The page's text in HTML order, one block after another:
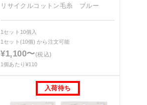
リサイクルコットン毛糸 ブルー
1セット10個入
1セット(10個)から注文可能
¥1,100〜(税込)
1個あたり¥110